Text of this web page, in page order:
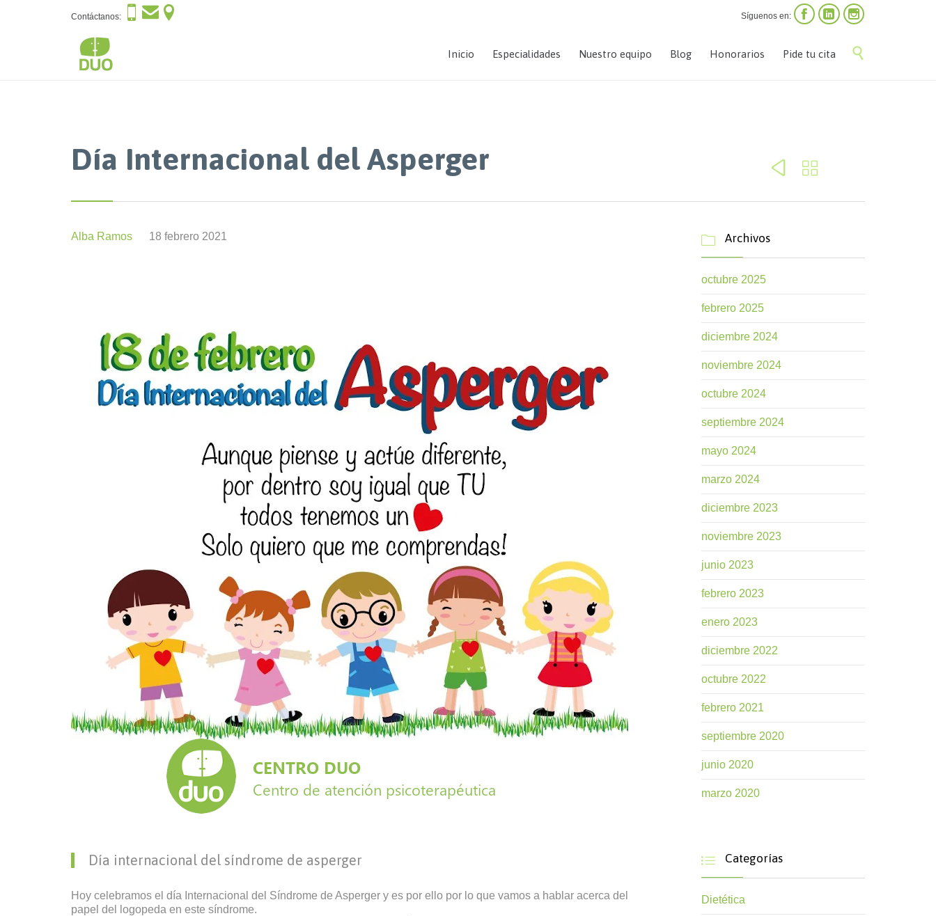
Contáctanos:    Síguenos en:   
Saltar
Inicio Especialidades Nuestro equipo Blog Honorarios Pide tu cita 
Día Internacional del Asperger  
Alba Ramos 18 febrero 2021
Día internacional del síndrome de asperger
Hoy celebramos el día Internacional del Síndrome de Asperger y es por ello por lo que vamos a hablar acerca del
papel del logopeda en este síndrome.
 Archivos
octubre 2025
febrero 2025
diciembre 2024
noviembre 2024
octubre 2024
septiembre 2024
mayo 2024
marzo 2024
diciembre 2023
noviembre 2023
junio 2023
febrero 2023
enero 2023
diciembre 2022
octubre 2022
febrero 2021
septiembre 2020
junio 2020
marzo 2020
 Categorías
Dietética